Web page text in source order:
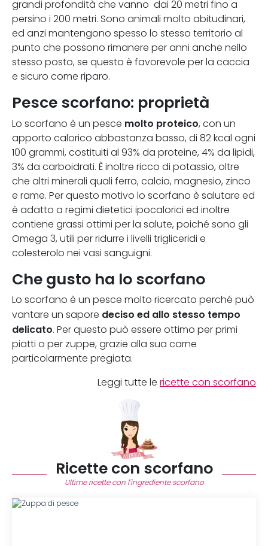
grandi profondità che vanno dai 20 metri fino a
persino i 200 metri. Sono animali molto abitudinari,
ed anzi mantengono spesso lo stesso territorio al
punto che possono rimanere per anni anche nello
stesso posto, se questo è favorevole per la caccia
e sicuro come riparo.
Pesce scorfano: proprietà
Lo scorfano è un pesce molto proteico, con un
apporto calorico abbastanza basso, di 82 kcal ogni
100 grammi, costituiti al 93% da proteine, 4% da lipidi,
3% da carboidrati. È inoltre ricco di potassio, oltre
che altri minerali quali ferro, calcio, magnesio, zinco
e rame. Per questo motivo lo scorfano è salutare ed
è adatto a regimi dietetici ipocalorici ed inoltre
contiene grassi ottimi per la salute, poiché sono gli
Omega 3, utili per ridurre i livelli trigliceridi e
colesterolo nei vasi sanguigni.
Che gusto ha lo scorfano
Lo scorfano è un pesce molto ricercato perché può
vantare un sapore deciso ed allo stesso tempo
delicato. Per questo può essere ottimo per primi
piatti o per zuppe, grazie alla sua carne
particolarmente pregiata.
Leggi tutte le ricette con scorfano
Ricette con scorfano
Ultime ricette con l'ingrediente scorfano